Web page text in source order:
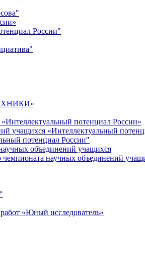
России"
потенциал России»
учащихся «Интеллектуальный
потенциал России"
объединений учащихся
научных объединений
«Юный исследователь»